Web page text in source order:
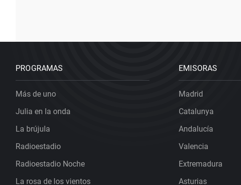
PROGRAMAS
Más de uno
Julia en la onda
La brújula
Radioestadio
Radioestadio Noche
La rosa de los vientos
EMISORAS
Madrid
Catalunya
Andalucía
Valencia
Extremadura
Asturias